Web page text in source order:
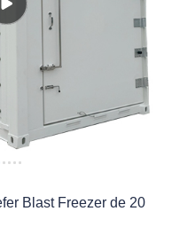
Blast Freezer de 20